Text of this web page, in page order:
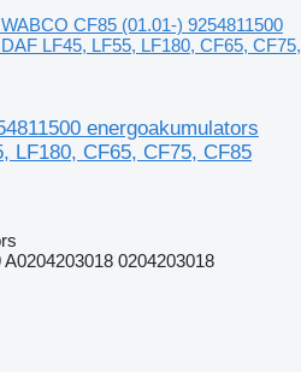
WABCO CF85 (01.01-) 9254811500
LF45, LF55, LF180, CF65, CF75,
energoakumulators
LF180, CF65, CF75, CF85
0204203018